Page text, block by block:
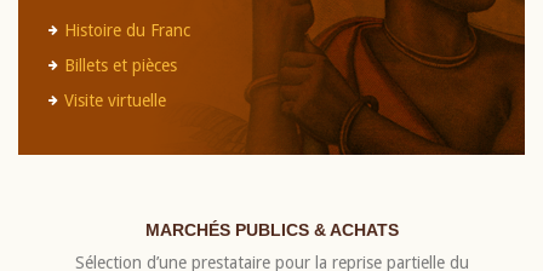
Histoire du Franc
Billets et pièces
Visite virtuelle
MARCHÉS PUBLICS & ACHATS
Sélection d’une prestataire pour la reprise partielle du